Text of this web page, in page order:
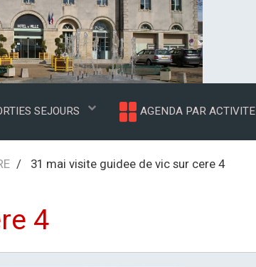
SEJOURS AGENDA PAR ACTIVITE
31 mai visite guidee de vic sur cere 4
4